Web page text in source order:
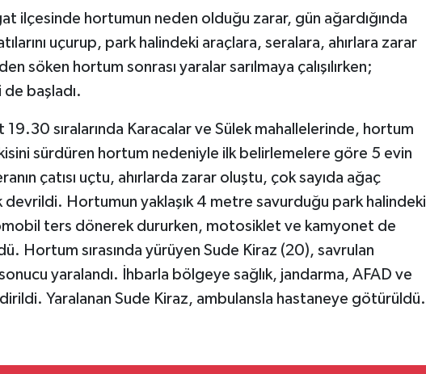
ilçesinde hortumun neden olduğu zarar, gün ağardığında
uçurup, park halindeki araçlara, seralara, ahırlara zarar
söken hortum sonrası yaralar sarılmaya çalışılırken;
başladı.
sıralarında Karacalar ve Sülek mahallelerinde, hortum
sürdüren hortum nedeniyle ilk belirlemelere göre 5 evin
çatısı uçtu, ahırlarda zarar oluştu, çok sayıda ağaç
devrildi. Hortumun yaklaşık 4 metre savurduğu park halindeki
ters dönerek dururken, motosiklet ve kamyonet de
Hortum sırasında yürüyen Sude Kiraz (20), savrulan
yaralandı. İhbarla bölgeye sağlık, jandarma, AFAD ve
Yaralanan Sude Kiraz, ambulansla hastaneye götürüldü.